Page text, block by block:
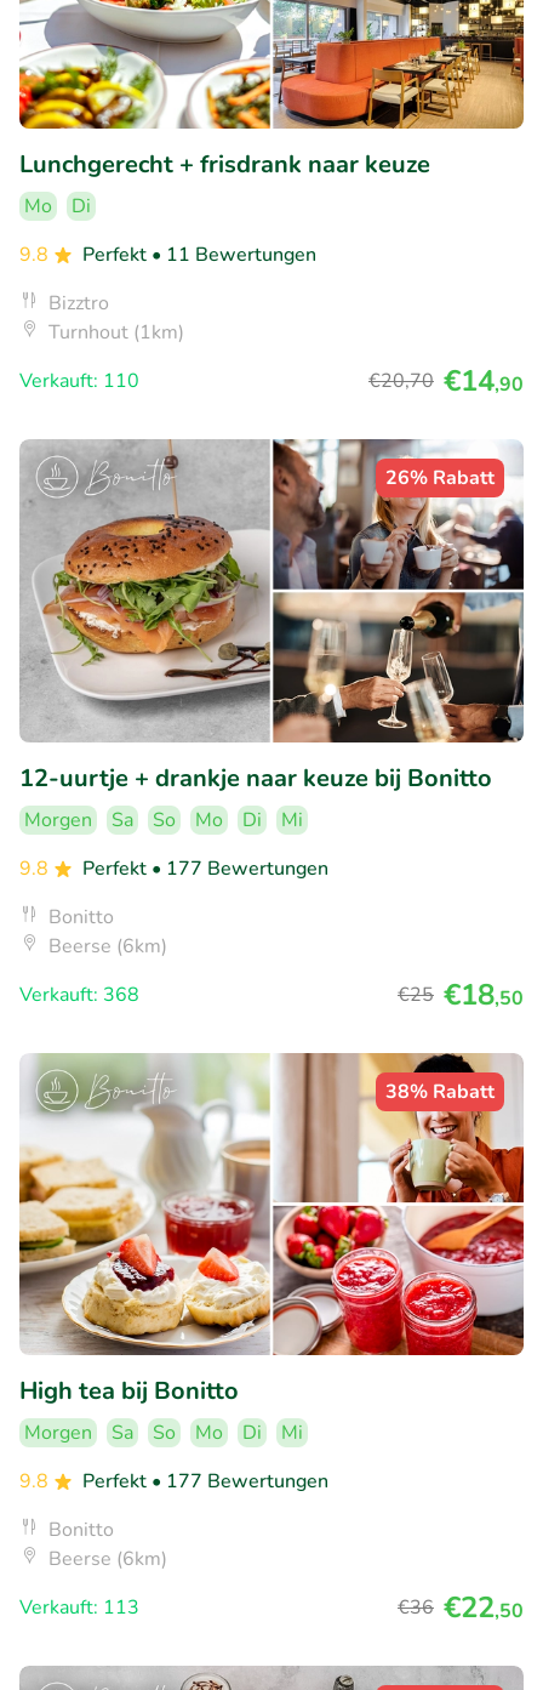
Lunchgerecht + frisdrank naar keuze
Mo
Di
9.8
Perfekt • 11 Bewertungen
Bizztro
Turnhout (1km)
Verkauft: 110
€20,70 €14,90
26% Rabatt
12-uurtje + drankje naar keuze bij Bonitto
Morgen Sa So Mo Di
Mi
9.8
Perfekt • 177 Bewertungen
Bonitto
Beerse (6km)
Verkauft: 368
€25 €18,50
38% Rabatt
High tea bij Bonitto
Morgen Sa So Mo Di
Mi
9.8
Perfekt • 177 Bewertungen
Bonitto
Beerse (6km)
Verkauft: 113
€36 €22,50